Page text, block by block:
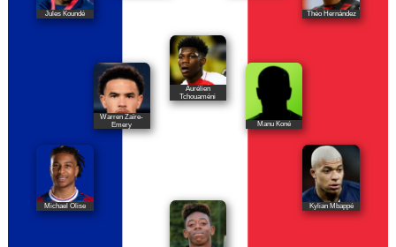
Jules Koundé Théo Hernández
Aurélien
Tchouaméni
Warren Zaïre-
Emery
Manu Koné
Kylian Mbappé
Michael Olise